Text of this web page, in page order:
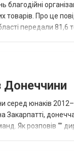
товарів. Про це
передали 81,6
Донеччини
серед юнаків
Закарпатті,
Як розповів “”